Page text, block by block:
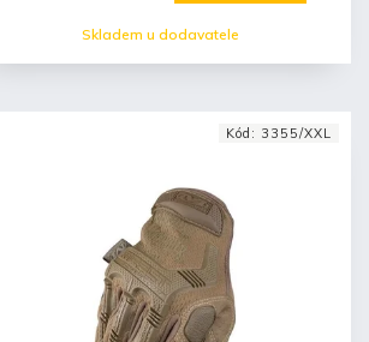
Skladem u dodavatele
Kód: 3355/XXL